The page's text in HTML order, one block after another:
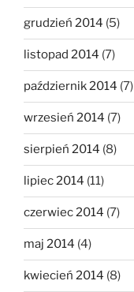
grudzień 2014 (5)
listopad 2014 (7)
październik 2014 (7)
wrzesień 2014 (7)
sierpień 2014 (8)
lipiec 2014 (11)
czerwiec 2014 (7)
maj 2014 (4)
kwiecień 2014 (8)